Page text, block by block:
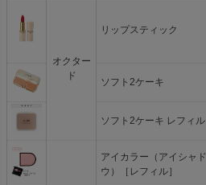
オクター
ド
リップスティック
ソフト2ケーキ
ソフト2ケーキ レフィル
アイカラー（アイシャド
ウ）［レフィル］